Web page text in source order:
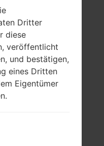
Dritter
diese
veröffentlicht
und bestätigen,
eines Dritten
Eigentümer